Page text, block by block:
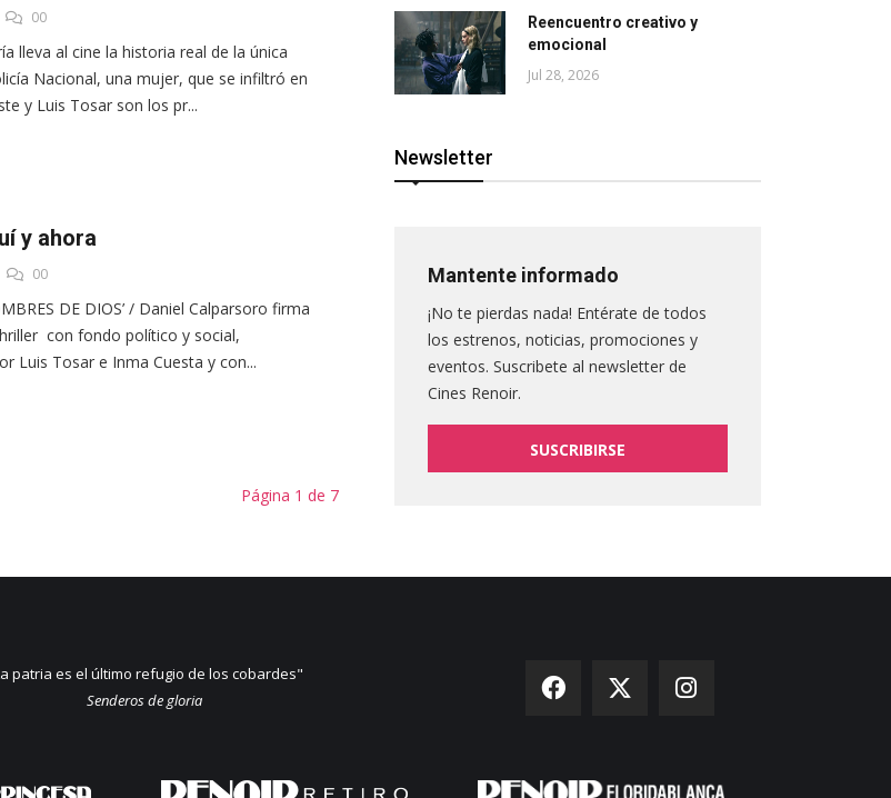
00
lleva al cine la historia real de la única
Nacional, una mujer, que se infiltró en
y Luis Tosar son los pr...
y ahora
00
DE DIOS’ / Daniel Calparsoro firma
con fondo político y social,
Luis Tosar e Inma Cuesta y con...
Página 1 de 7
Reencuentro creativo y
emocional
Jul 28, 2026
Newsletter
Mantente informado
¡No te pierdas nada! Entérate de todos
los estrenos, noticias, promociones y
eventos. Suscribete al newsletter de
Cines Renoir.
SUSCRIBIRSE
patria es el último refugio de los cobardes"
Senderos de gloria